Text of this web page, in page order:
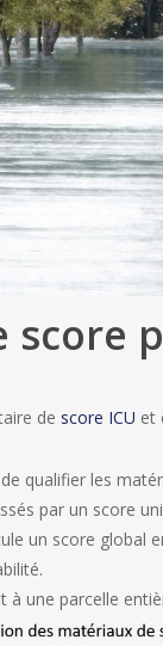
score
de score ICU et
qualifier les
par un score
un score global
à une parcelle